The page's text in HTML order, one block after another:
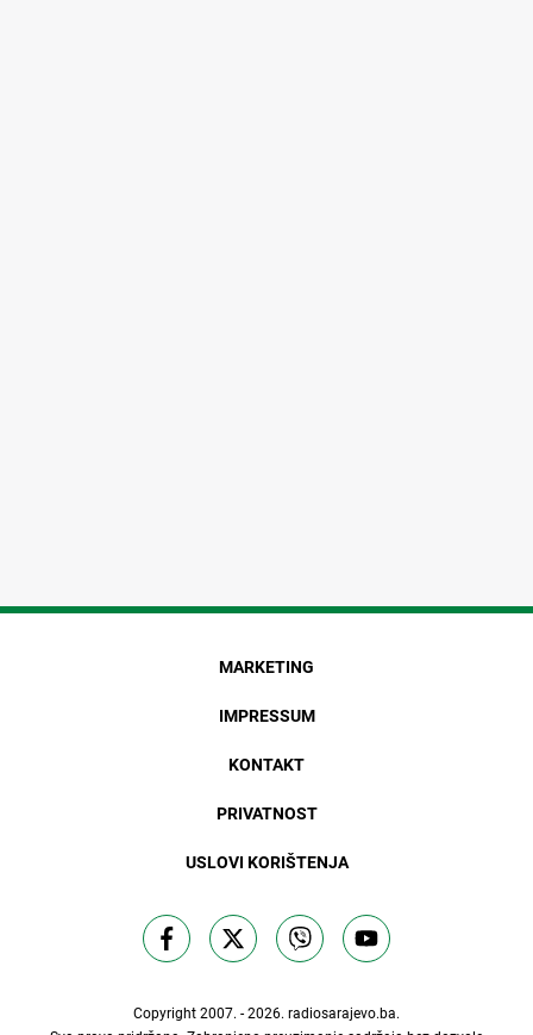
MARKETING
IMPRESSUM
KONTAKT
PRIVATNOST
USLOVI KORIŠTENJA
Copyright 2007. - 2026. radiosarajevo.ba.